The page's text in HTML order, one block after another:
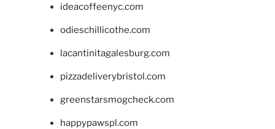
ideacoffeenyc.com
odieschillicothe.com
lacantinitagalesburg.com
pizzadeliverybristol.com
greenstarsmogcheck.com
happypawspl.com